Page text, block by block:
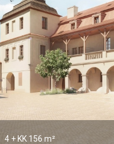
4 + KK 156 m²